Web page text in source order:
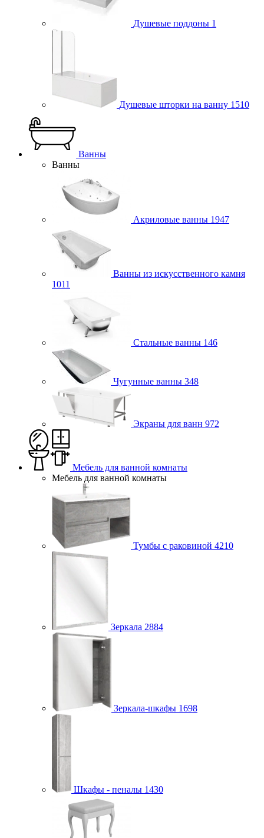
Душевые поддоны 1
Душевые шторки на ванну 1510
Ванны
Ванны
Акриловые ванны 1947
Ванны из искусственного камня
1011
Стальные ванны 146
Чугунные ванны 348
Экраны для ванн 972
Мебель для ванной комнаты
Мебель для ванной комнаты
Тумбы с раковиной 4210
Зеркала 2884
Зеркала-шкафы 1698
Шкафы - пеналы 1430